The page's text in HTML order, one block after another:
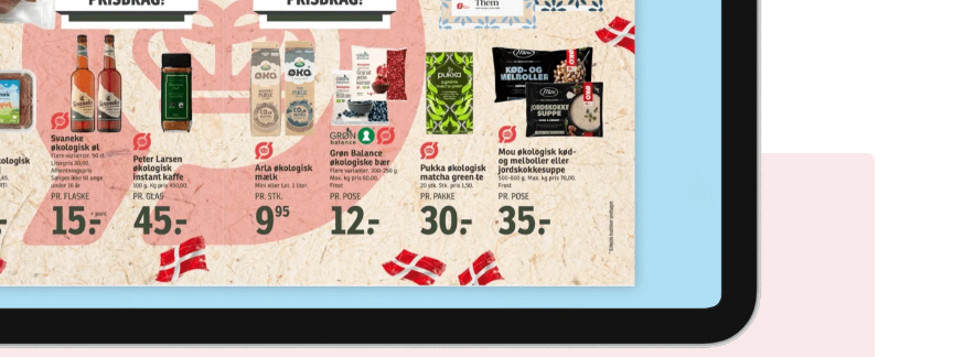
fácil de usar. Podemos adicionar facilmente